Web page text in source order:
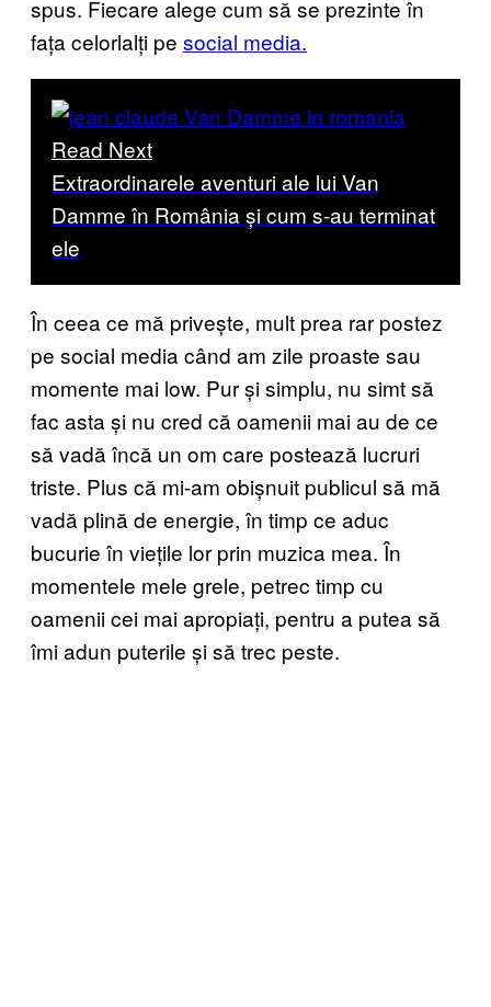
spus. Fiecare alege cum să se prezinte în
fața celorlalți pe social media.
Read Next
Extraordinarele aventuri ale lui Van
Damme în România și cum s-au terminat
ele
În ceea ce mă privește, mult prea rar postez
pe social media când am zile proaste sau
momente mai low. Pur și simplu, nu simt să
fac asta și nu cred că oamenii mai au de ce
să vadă încă un om care postează lucruri
triste. Plus că mi-am obișnuit publicul să mă
vadă plină de energie, în timp ce aduc
bucurie în viețile lor prin muzica mea. În
momentele mele grele, petrec timp cu
oamenii cei mai apropiați, pentru a putea să
îmi adun puterile și să trec peste.